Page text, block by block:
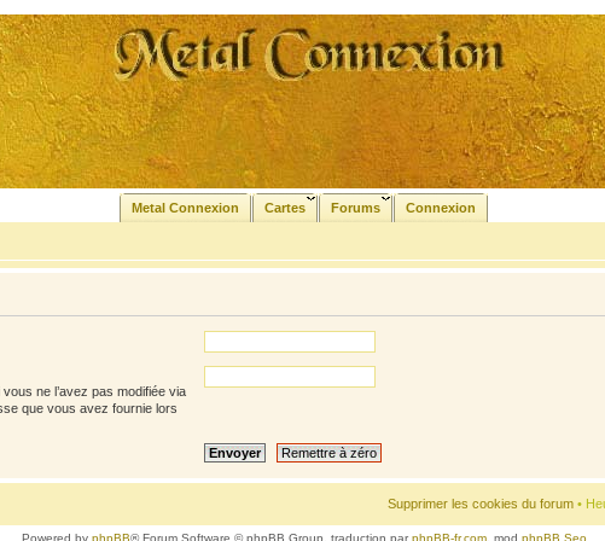
Metal Connexion Cartes Forums Connexion
ne l’avez pas modifiée via
que vous avez fournie lors
Supprimer les cookies du forum•
Powered by phpBB® Forum Software © phpBB Group, traduction parphpBB-fr.com , mod phpBB Seo